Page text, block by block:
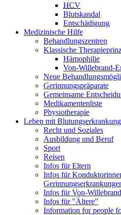
HCV
Blutskandal
Entschädigung
Medizinische Hilfe
Behandlungszentren
Klassische
Hämophilie
Von-Willebrand-
Neue
Gerinnungspräparate
Gemeinsame
Medikamentenliste
Physiotherapie
Leben mit
Recht und Soziales
Ausbildung und Beruf
Sport
Reisen
Infos für Eltern
Infos für
Infos für Von-
Infos für "Ältere"
Information for people